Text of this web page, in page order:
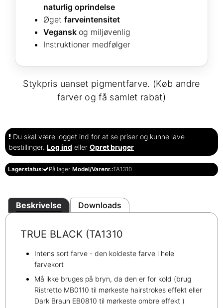
naturlig oprindelse
Øget farveintensitet
Vegansk og miljøvenlig
Instruktioner medfølger
Stykpris uanset pigmentfarve. (Køb andre
farver og få samlet rabat)
Du skal være logget ind for at se priser og kunne lave
bestillinger. Log ind eller Opret bruger
Lagerstatus: På lager Model/Varenr.:TA1310
Beskrivelse Downloads
TRUE BLACK (TA1310
Intens sort farve - den koldeste farve i hele
farvekort
Må ikke bruges på bryn, da den er for kold (brug
Ristretto MB0110 til mørkeste hairstrokes effekt eller
Dark Braun EB0810 til mørkeste ombre effekt )